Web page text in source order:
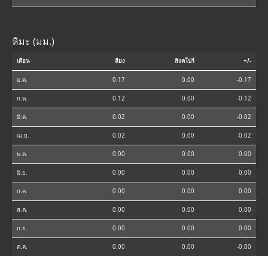
หิมะ (มม.)
เดือน ลียง สิงคโปร์ +/-
ม.ค. 0.17 0.00 -0.17
ก.พ. 0.12 0.00 -0.12
มี.ค. 0.02 0.00 -0.02
เม.ย. 0.02 0.00 -0.02
พ.ค. 0.00 0.00 0.00
มิ.ย. 0.00 0.00 0.00
ก.ค. 0.00 0.00 0.00
ส.ค. 0.00 0.00 0.00
ก.ย. 0.00 0.00 0.00
ต.ค. 0.00 0.00 -0.00